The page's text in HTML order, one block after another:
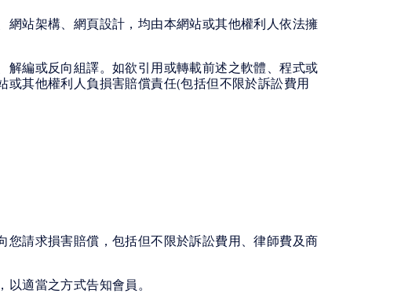
站架構、網頁設計，均由本網站或其他權利人依法擁
編或反向組譯。如欲引用或轉載前述之軟體、程式或
其他權利人負損害賠償責任(包括但不限於訴訟費用
請求損害賠償，包括但不限於訴訟費用、律師費及商
適當之方式告知會員。